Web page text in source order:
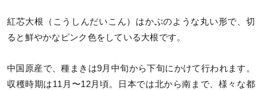
紅芯大根（こうしんだいこん）はかぶのような丸い形で、切
ると鮮やかなピンク色をしている大根です。
中国原産で、種まきは9月中旬から下旬にかけて行われます。
収穫時期は11月〜12月頃。日本では北から南まで、様々な都